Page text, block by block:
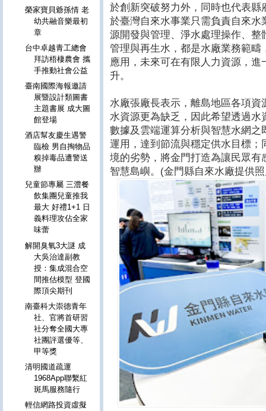
於創新突破努力外，同時也代表
於臺灣自來水事業只需負責自來
源開發與管理、淨水處理操作、
管理與再生水，都是水廠業務範
應用，未來可在有限人力資源，
升。
水廠張廠長表示，離島地區各項
水資源更為缺乏，因此希望透過
數據及雲端運算分析與智慧水網
運用，達到節流與穩定供水目標
境的劣勢，將金門打造為讓民眾
智慧島嶼。(金門縣自來水廠提供
榮家寶貝爺孫情 老
幼共融音樂最初
章
台中卓越青工總會
拜訪梧棲農會 攜
手推動社會公益
臺南國際海報邀請
展暨設計類圖書
主題書展 成大圖
館登場
酒店幫友慶生遇警
臨檢 男自掏物品
糗掉毒品遭警送
辦
兒童節專屬 三澧餐
飲集團兒童推我
最大 好禮1+1 日
義料理攻佔全家
味蕾
解開臭氧3大謎 成
大吳治達副教
授：集成混合空
間推估模型 登國
際頂尖期刊
南臺科大崇德青年
社、官將首研習
社分奪全國大專
社團評選優等、
甲等獎
清明國道疏運
1968App聯繫紅
斑馬服務隨行
輕信網路投資虛擬